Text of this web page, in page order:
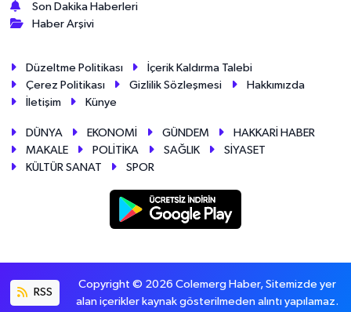
Son Dakika Haberleri
Haber Arşivi
Düzeltme Politikası
İçerik Kaldırma Talebi
Çerez Politikası
Gizlilik Sözleşmesi
Hakkımızda
İletişim
Künye
DÜNYA EKONOMİ GÜNDEM
HAKKARİ HABER
MAKALE
POLİTİKA SAĞLIK
SİYASET
KÜLTÜR SANAT
SPOR
RSS
Copyright © 2026 Colemerg Haber, Sitemizde yer
alan içerikler kaynak gösterilmeden alıntı yapılamaz.